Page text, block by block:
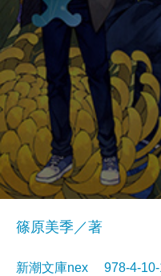
篠原美季／著
新潮文庫nex 978-4-